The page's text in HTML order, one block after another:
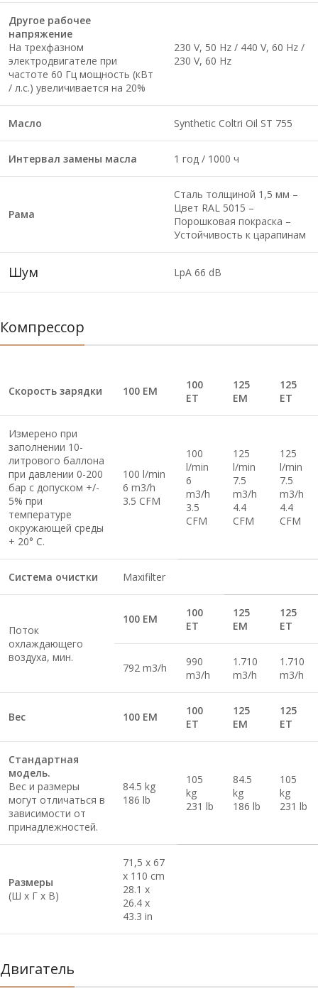
Другое рабочее
напряжение
На трехфазном
электродвигателе при
частоте 60 Гц мощность (кВт
/ л.с.) увеличивается на 20%
230 V, 50 Hz / 440 V, 60 Hz /
230 V, 60 Hz
Масло Synthetic Coltri Oil ST 755
Интервал замены масла 1 год / 1000 ч
Рама
Сталь толщиной 1,5 мм –
Цвет RAL 5015 –
Порошковая покраска –
Устойчивость к царапинам
Шум LpA 66 dB
Компрессор
Скорость зарядки 100 EM
100
ET
125
EM
125
ET
Измерено при
заполнении 10-
литрового баллона
при давлении 0-200
бар с допуском +/-
5% при
температуре
окружающей среды
+ 20° C.
100 l/min
6 m3/h
3.5 CFM
100
l/min
6
m3/h
3.5
CFM
125
l/min
7.5
m3/h
4.4
CFM
125
l/min
7.5
m3/h
4.4
CFM
Система очистки Maxifilter
Поток
охлаждающего
воздуха, мин.
100 EM
100
ET
125
EM
125
ET
792 m3/h
990
m3/h
1.710
m3/h
1.710
m3/h
Вес 100 EM
100
ET
125
EM
125
ET
Стандартная
модель.
Вес и размеры
могут отличаться в
зависимости от
принадлежностей.
84.5 kg
186 lb
105
kg
231 lb
84.5
kg
186 lb
105
kg
231 lb
Размеры
(Ш х Г х В)
71,5 x 67
x 110 cm
28.1 x
26.4 x
43.3 in
Двигатель